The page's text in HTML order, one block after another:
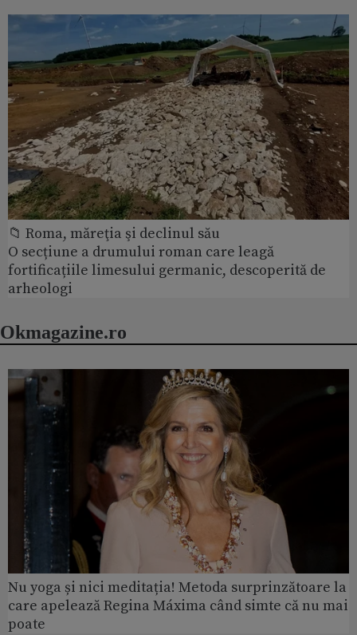
📁 Roma, măreţia şi declinul său
O secțiune a drumului roman care leagă
fortificațiile limesului germanic, descoperită de
arheologi
Okmagazine.ro
Nu yoga și nici meditația! Metoda surprinzătoare la
care apelează Regina Máxima când simte că nu mai
poate